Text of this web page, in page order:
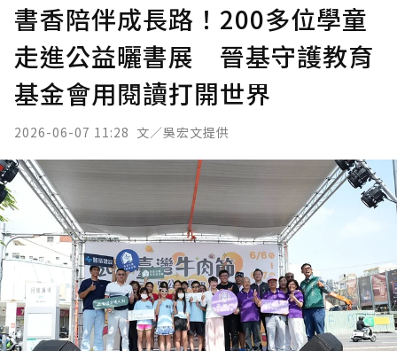
書香陪伴成長路！200多位學童
走進公益曬書展 晉基守護教育
基金會用閱讀打開世界
2026-06-07 11:28 文／吳宏文提供